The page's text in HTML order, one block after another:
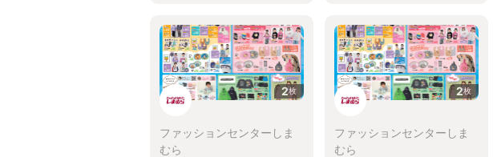
2枚
ファッションセンターしま
むら
2枚
ファッションセンターしま
むら